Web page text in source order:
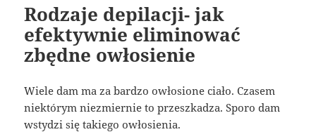
Rodzaje depilacji- jak
efektywnie eliminować
zbędne owłosienie
Wiele dam ma za bardzo owłosione ciało. Czasem
niektórym niezmiernie to przeszkadza. Sporo dam
wstydzi się takiego owłosienia.